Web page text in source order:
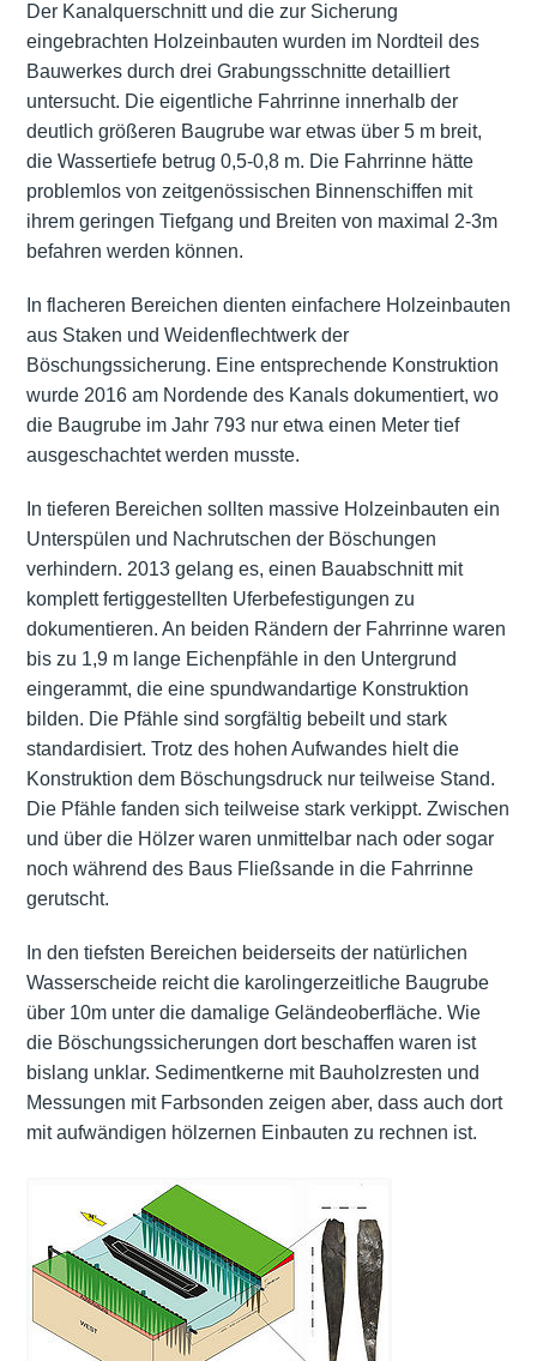
Der Kanalquerschnitt und die zur Sicherung
eingebrachten Holzeinbauten wurden im Nordteil des
Bauwerkes durch drei Grabungsschnitte detailliert
untersucht. Die eigentliche Fahrrinne innerhalb der
deutlich größeren Baugrube war etwas über 5 m breit,
die Wassertiefe betrug 0,5-0,8 m. Die Fahrrinne hätte
problemlos von zeitgenössischen Binnenschiffen mit
ihrem geringen Tiefgang und Breiten von maximal 2-3m
befahren werden können.
In flacheren Bereichen dienten einfachere Holzeinbauten
aus Staken und Weidenflechtwerk der
Böschungssicherung. Eine entsprechende Konstruktion
wurde 2016 am Nordende des Kanals dokumentiert, wo
die Baugrube im Jahr 793 nur etwa einen Meter tief
ausgeschachtet werden musste.
In tieferen Bereichen sollten massive Holzeinbauten ein
Unterspülen und Nachrutschen der Böschungen
verhindern. 2013 gelang es, einen Bauabschnitt mit
komplett fertiggestellten Uferbefestigungen zu
dokumentieren. An beiden Rändern der Fahrrinne waren
bis zu 1,9 m lange Eichenpfähle in den Untergrund
eingerammt, die eine spundwandartige Konstruktion
bilden. Die Pfähle sind sorgfältig bebeilt und stark
standardisiert. Trotz des hohen Aufwandes hielt die
Konstruktion dem Böschungsdruck nur teilweise Stand.
Die Pfähle fanden sich teilweise stark verkippt. Zwischen
und über die Hölzer waren unmittelbar nach oder sogar
noch während des Baus Fließsande in die Fahrrinne
gerutscht.
In den tiefsten Bereichen beiderseits der natürlichen
Wasserscheide reicht die karolingerzeitliche Baugrube
über 10m unter die damalige Geländeoberfläche. Wie
die Böschungssicherungen dort beschaffen waren ist
bislang unklar. Sedimentkerne mit Bauholzresten und
Messungen mit Farbsonden zeigen aber, dass auch dort
mit aufwändigen hölzernen Einbauten zu rechnen ist.